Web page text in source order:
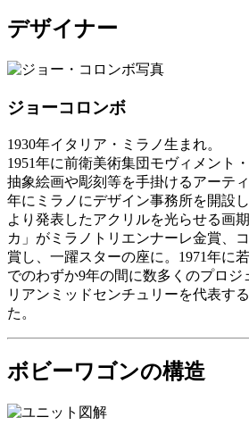
デザイナー
ジョーコロンボ
1930年イタリア・ミラノ生まれ。
1951年に前衛美術集団モヴィメント
抽象絵画や彫刻等を手掛けるアーテ
年にミラノにデザイン事務所を開設
より発表したアクリルを光らせる画
カ」がミラノトリエンナーレ金賞、
賞し、一躍スターの座に。1971年に
でのわずか9年の間に数多くのプロジ
リアンミッドセンチュリーを代表す
た。
ボビーワゴンの構造